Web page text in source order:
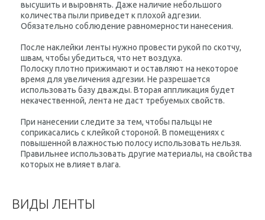
высушить и выровнять. Даже наличие небольшого
количества пыли приведет к плохой адгезии.
Обязательно соблюдение равномерности нанесения.
После наклейки ленты нужно провести рукой по скотчу,
швам, чтобы убедиться, что нет воздуха.
Полоску плотно прижимают и оставляют на некоторое
время для увеличения адгезии. Не разрешается
использовать базу дважды. Вторая аппликация будет
некачественной, лента не даст требуемых свойств.
При нанесении следите за тем, чтобы пальцы не
соприкасались с клейкой стороной. В помещениях с
повышенной влажностью полосу использовать нельзя.
Правильнее использовать другие материалы, на свойства
которых не влияет влага.
ВИДЫ ЛЕНТЫ